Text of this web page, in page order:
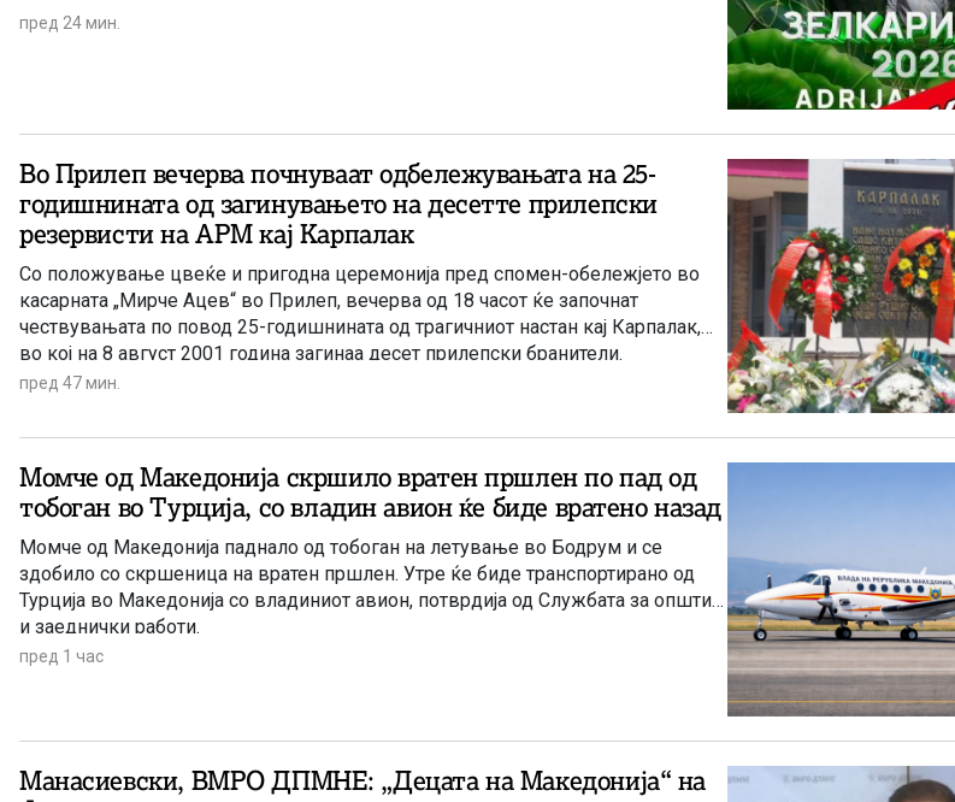
пред 24 мин.
Во Прилеп вечерва почнуваат одбележувањата на 25-
годишнината од загинувањето на десетте прилепски
резервисти на АРМ кај Карпалак
Со положување цвеќе и пригодна церемонија пред спомен-обележјето во
касарната „Мирче Ацев“ во Прилеп, вечерва од 18 часот ќе започнат
чествувањата по повод 25-годишнината од трагичниот настан кај Карпалак,
во кој на 8 август 2001 година загинаа десет прилепски бранители.
пред 47 мин.
Момче од Македонија скршило вратен пршлен по пад од
тобоган во Турција, со владин авион ќе биде вратенo назад
Момче од Македонија паднало од тобоган на летување во Бодрум и се
здобило со скршеница на вратен пршлен. Утре ќе биде транспортирано од
Турција во Македонија со владиниот авион, потврдија од Службата за општи
и заеднички работи.
пред 1 час
Манасиевски, ВМРО ДПМНЕ: „Децата на Македонија“ на